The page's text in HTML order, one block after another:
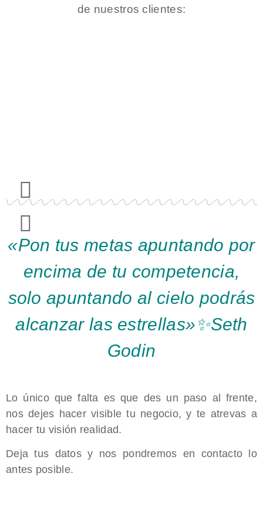
de nuestros clientes:
«Pon tus metas apuntando por
encima de tu competencia,
solo apuntando al cielo podrás
alcanzar las estrellas»✨Seth
Godin
Lo único que falta es que des un paso al frente,
nos dejes hacer visible tu negocio, y te atrevas a
hacer tu visión realidad.
Deja tus datos y nos pondremos en contacto lo
antes posible.